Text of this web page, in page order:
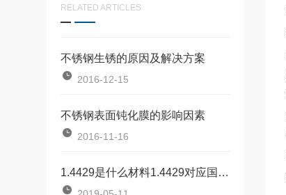
RELATED ARTICLES
不锈钢生锈的原因及解决方案
2016-12-15
不锈钢表面钝化膜的影响因素
2016-11-16
1.4429是什么材料1.4429对应国内什么牌号